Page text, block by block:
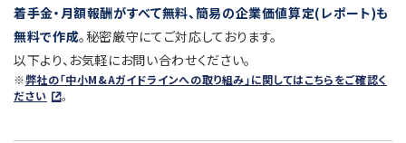
着手金・月額報酬がすべて無料、簡易の企業価値算定(レポート)も
無料で作成。秘密厳守にてご対応しております。
以下より、お気軽にお問い合わせください。
※弊社の「中小M&Aガイドラインへの取り組み」に関してはこちらをご確認く
ださい
。